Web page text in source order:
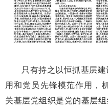
只有持之以恒抓基层
用和党员先锋模范作用，
关基层党组织是党的基层